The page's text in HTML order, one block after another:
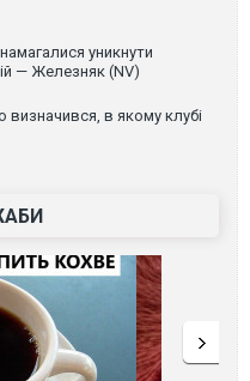
уникнути
— Железняк (NV)
визначився, в якому клубі